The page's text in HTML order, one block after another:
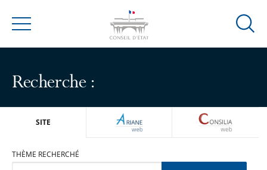
Menu
Ouvrir
Recherche :
SITE ARIANEWEB
THÈME RECHERCHÉ